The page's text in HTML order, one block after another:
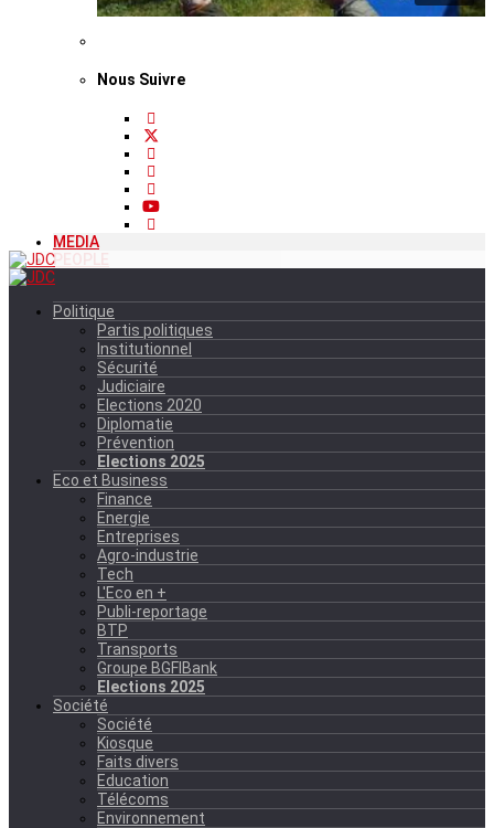
Nous Suivre
MEDIA
PEOPLE
Politique
Partis politiques
Institutionnel
Sécurité
Judiciaire
Elections 2020
Diplomatie
Prévention
Elections 2025
Eco et Business
Finance
Energie
Entreprises
Agro-industrie
Tech
L'Eco en +
Publi-reportage
BTP
Transports
Groupe BGFIBank
Elections 2025
Société
Société
Kiosque
Faits divers
Education
Télécoms
Environnement